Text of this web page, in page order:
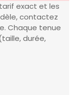
exact et les
contactez
Chaque tenue
durée,